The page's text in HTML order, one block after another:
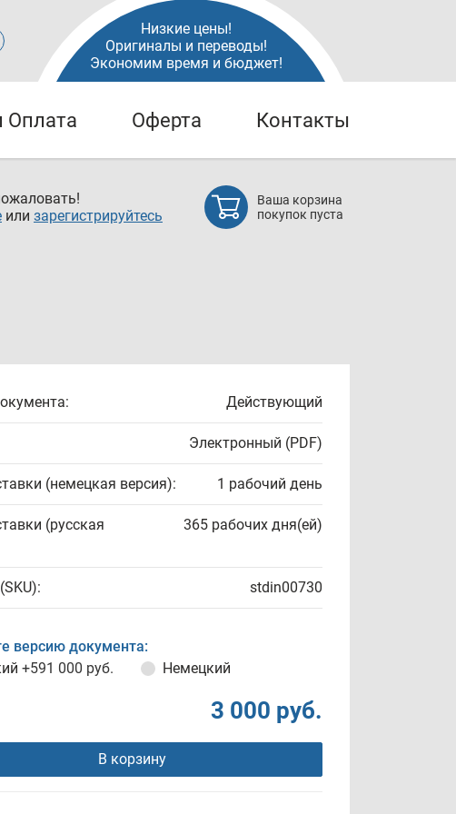
Низкие цены!
Оригиналы и переводы!
Экономим время и бюджет!
Оплата Оферта Контакты
или зарегистрируйтесь
Ваша корзина
покупок пуста
Действующий
Электронный (PDF)
(немецкая версия): 1 рабочий день
(русская
365 рабочих дня(ей)
stdin00730
версию документа:
+591 000 руб. Немецкий
3 000 руб.
В корзину